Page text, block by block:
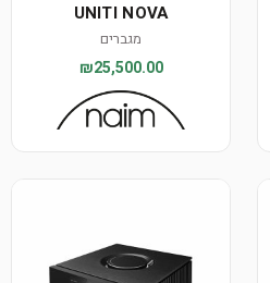
UNITI NOVA
מגברים
₪25,500.00